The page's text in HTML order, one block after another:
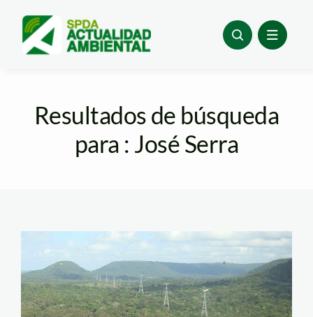
content
Resultados de búsqueda
para : José Serra
torres Amazonía